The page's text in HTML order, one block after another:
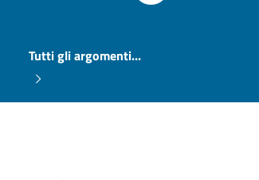
Tutti gli argomenti...